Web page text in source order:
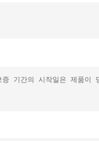
기간의 시작일은 제품이